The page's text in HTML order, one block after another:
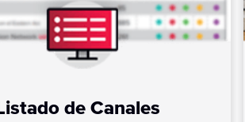
Listado de Canales